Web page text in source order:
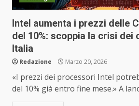
Intel aumenta i prezzi delle
del 10%: scoppia la crisi dei
Italia
Redazione Marzo 20, 2026
«I prezzi dei processori Intel
del 10% già entro fine mese.» A